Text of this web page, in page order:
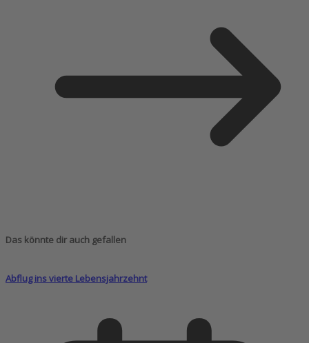
Das könnte dir auch gefallen
Abflug ins vierte Lebensjahrzehnt